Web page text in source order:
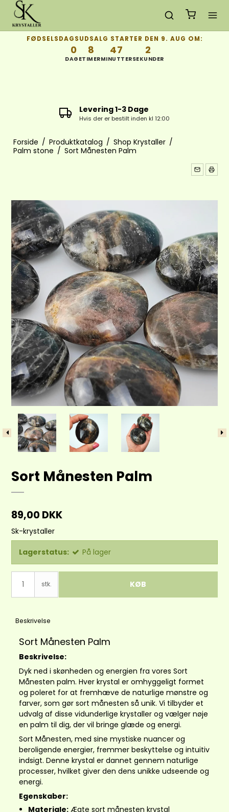
FØDSELSDAGSUDSALG STARTER DEN 9. AUG OM:
0
DAGE
8
TIMER
47
MINUTTER
1
SEKUNDER
Gratis Fragt
ved køb over 650 gælder kun i
Forside / Produktkatalog / Shop Krystaller /
Palm stone / Sort Månesten Palm
Sort Månesten Palm
89,00 DKK
Sk-krystaller
Lagerstatus: På lager
stk. KØB
Beskrivelse
Sort Månesten Palm
Beskrivelse:
Dyk ned i skønheden og energien fra vores Sort
Månesten palm. Hver krystal er omhyggeligt formet
og poleret for at fremhæve de naturlige mønstre og
farver, som gør sort månesten så unik. Vi tilbyder et
udvalg af disse vidunderlige krystaller og vælger nøje
en palm til dig, der vil bringe glæde og energi.
Sort Månesten, med sine mystiske nuancer og
beroligende energier, fremmer beskyttelse og intuitiv
indsigt. Denne krystal er dannet gennem naturlige
processer, hvilket giver den dens unikke udseende og
energi.
Egenskaber:
Materiale:Ægte sort månesten krystal